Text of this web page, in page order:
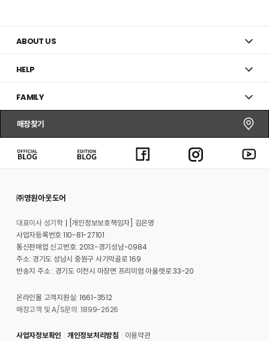
ABOUT US
HELP
FAMILY
매장찾기
㈜영원아웃도어
대표이사 성기학
[개인정보보호책임자] 김은영
사업자등록번호 110-81-27101
통신판매업 신고번호: 2013-경기성남-0984
주소: 경기도 성남시 중원구 사기막골로 169
반송지 주소 : 경기도 이천시 마장면 프리미엄 아울렛로 33-20
온라인몰 고객지원실: 1661-3512
매장고객 및 A/S문의: 1899-2626
사업자정보확인 개인정보처리방침 이용약관